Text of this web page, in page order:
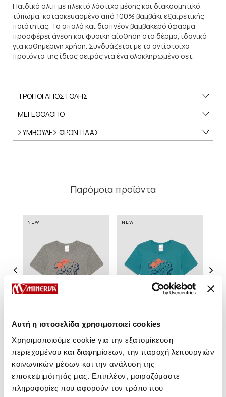
Αυτή η ιστοσελίδα χρησιμοποιεί cookies
Χρησιμοποιούμε cookie για την εξατομίκευση
περιεχομένου και διαφημίσεων, την παροχή λειτουργιών
κοινωνικών μέσων και την ανάλυση της
επισκεψιμότητάς μας. Επιπλέον, μοιραζόμαστε
πληροφορίες που αφορούν τον τρόπο που
Παιδικό σλιπ με πλεκτό λάστιχο μέσης και διακοσμητικό
τύπωμα, κατασκευασμένο από 100% βαμβάκι εξαιρετικής
ποιότητας. Το απαλό και διαπνέον βαμβακερό ύφασμα
προσφέρει άνεση και φυσική αίσθηση στο δέρμα, ιδανικό
για καθημερινή χρήση. Συνδυάζεται με τα αντίστοιχα
προϊόντα της ίδιας σειράς για ένα ολοκληρωμένο σετ.
ΤΡΟΠΟΙ ΑΠΟΣΤΟΛΗΣ
ΜΕΓΕΘΟΛΟΓΙΟ
ΣΥΜΒΟΥΛΕΣ ΦΡΟΝΤΙΔΑΣ
Παρόμοια προϊόντα
NEW
Take It Easy Κοντομάνικο
Παιδικό Φανελάκι
Από 7,40 € έως 8,20 €
NEW
Take It Easy Κοντομάνικο
Παιδικό Φανελάκι
Από 7,40 € έως 8,20 €